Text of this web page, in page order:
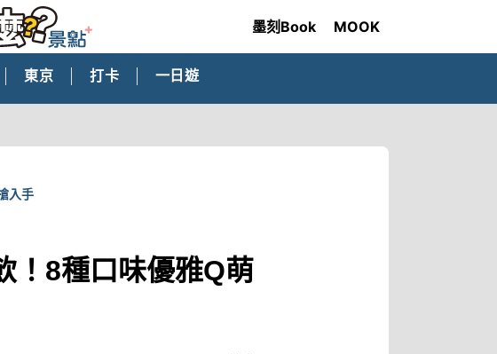
墨刻Book MOOK
東京 打卡 一日遊
入手
！8種口味優雅Q萌